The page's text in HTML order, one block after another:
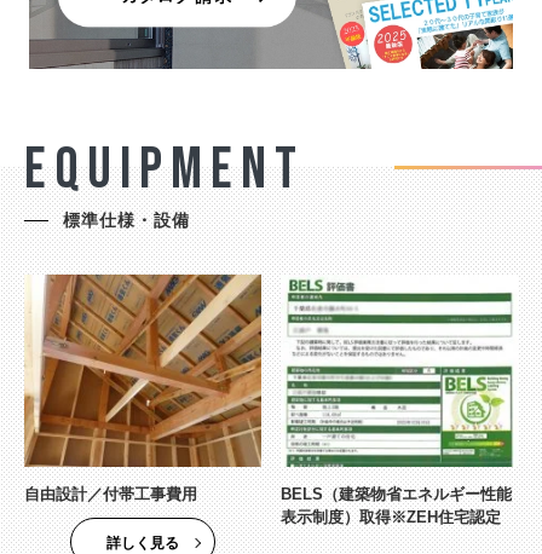
EQUIPMENT
標準仕様・設備
自由設計／付帯工事費用
詳しく見る
BELS（建築物省エネルギー性能
表示制度）取得※ZEH住宅認定